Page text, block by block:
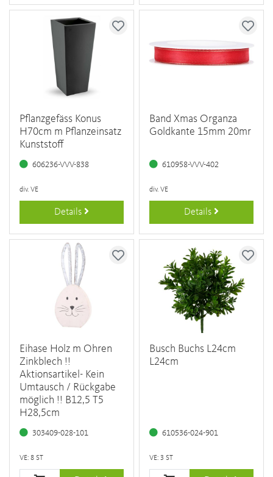
Pflanzgefäss Konus
H70cm m Pflanzeinsatz
Kunststoff
606236-VVV-838
div. VE
Details
Band Xmas Organza
Goldkante 15mm 20mr
610958-VVV-402
div. VE
Details
Eihase Holz m Ohren
Zinkblech !!
Aktionsartikel- Kein
Umtausch / Rückgabe
möglich !! B12,5 T5
H28,5cm
303409-028-101
VE: 8 ST
Busch Buchs L24cm
L24cm
610536-024-901
VE: 3 ST